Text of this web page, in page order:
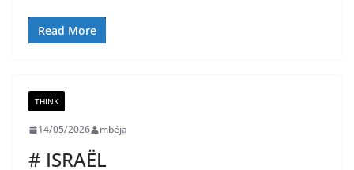
Read More
THINK
14/05/2026 mbéja
# ISRAËL